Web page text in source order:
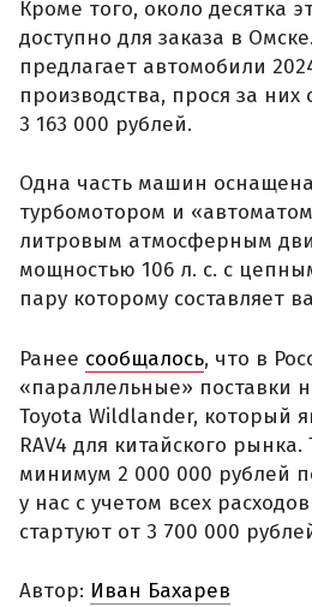
Кроме того, около десятка
доступно для заказа в
предлагает автомобили
производства, прося за них
3 163 000 рублей.
Одна часть машин
турбомотором и
литровым атмосферным
мощностью 106 л. с. с
пару которому составляет
Ранее сообщалось, что в
«параллельные» поставки
Toyota Wildlander, который
RAV4 для китайского
минимум 2 000 000 рублей
у нас с учетом всех
стартуют от 3 700 000
Автор: Иван Бахарев